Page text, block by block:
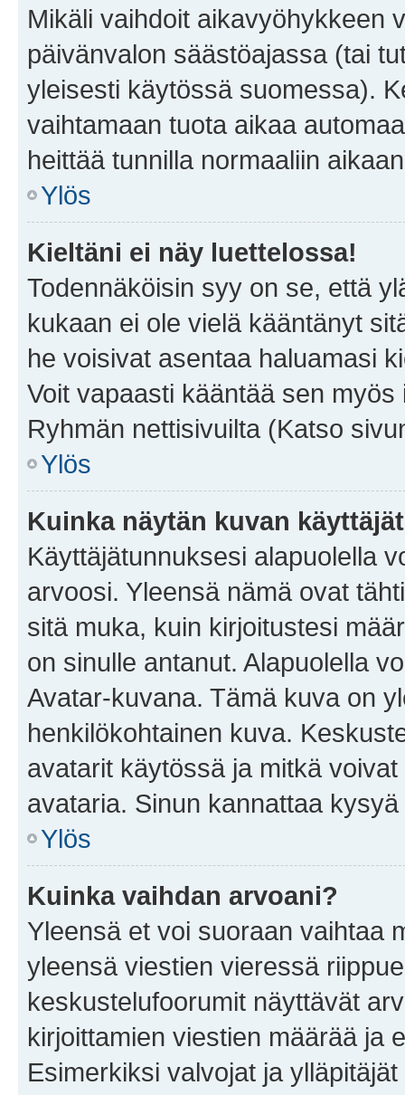
Mikäli vaihdoit aikavyöhykkeen
päivänvalon säästöajassa (tai
yleisesti käytössä suomessa).
vaihtamaan tuota aikaa
heittää tunnilla normaaliin
Ylös
Kieltäni ei näy luettelossa!
Todennäköisin syy on se, että
kukaan ei ole vielä kääntänyt
he voisivat asentaa haluamasi
Voit vapaasti kääntää sen
Ryhmän nettisivuilta (Katso
Ylös
Kuinka näytän kuvan
Käyttäjätunnuksesi alapuolella
arvoosi. Yleensä nämä ovat
sitä muka, kuin kirjoitustesi
on sinulle antanut. Alapuolella
Avatar-kuvana. Tämä kuva on
henkilökohtainen kuva.
avatarit käytössä ja mitkä
avataria. Sinun kannattaa
Ylös
Kuinka vaihdan arvoani?
Yleensä et voi suoraan vaihtaa
yleensä viestien vieressä
keskustelufoorumit näyttävät
kirjoittamien viestien määrää ja
Esimerkiksi valvojat ja